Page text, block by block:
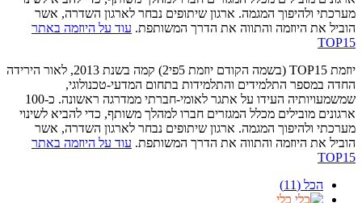
מערכתי ולהיפוך המגמה. ארגון שיתופים נבחר לארגון השדרה, אשר
הוביל את היוזמה והתווה את הדרך המשותפת. עוד על היוזמה באתר
TOP15
יוזמת TOP15 (בשמה הקודם יוזמת 5פי2) קמה בשנת 2013, לאור הירידה
החדה במספר התלמידים והתלמידות בתחום המדעי-טכנולוגי,
שמשמעויותיה העידו על אתגר לאומי-חברתי ממדרגה ראשונה. כ-100
ארגונים מובילים מכלל המגזרים חברו למהלך משותף, כדי להביא לשינוי
מערכתי ולהיפוך המגמה. ארגון שיתופים נבחר לארגון השדרה, אשר
הוביל את היוזמה והתווה את הדרך המשותפת. עוד על היוזמה באתר
TOP15
הכל (11)
כלי